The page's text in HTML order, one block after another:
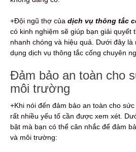
+Đội ngũ thợ của dịch vụ thông tắc
có kinh nghiệm sẽ giúp bạn giải quyết
nhanh chóng và hiệu quả. Dưới đây
dụng dịch vụ thông tắc cống chuyên
Đảm bảo an toàn cho
môi trường
+Khi nói đến đảm bảo an toàn cho
rất nhiều yếu tố cần được xem xét.
bật mà bạn có thể cân nhắc để đảm
và môi trường: